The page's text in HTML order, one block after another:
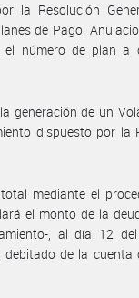
la Resolución
de Pago.
número de plan a
generación de un
dispuesto por la
mediante el
el monto de la
, al día 12
de la cuenta